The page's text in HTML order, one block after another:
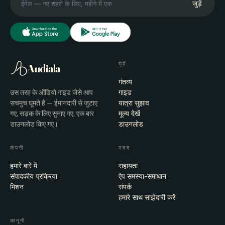
जुड़ें
Audiala
उस तरह के ऑडियो गाइड जैसे आप
सचमुच घूमते हैं — ईमानदारी से जुटाए
गए, सड़क के लिए सुनाए गए, एक बार
डाउनलोड किए गए।
घूमें
गंतव्य
गाइड
यात्रा सुझाव
मूल्य देखें
डाउनलोड
कंपनी
हमारे बारे में
संपादकीय प्रक्रिया
मिशन
मदद
सहायता
ऐप समस्या-समाधान
संपर्क
हमारे साथ साझेदारी करें
कानूनी